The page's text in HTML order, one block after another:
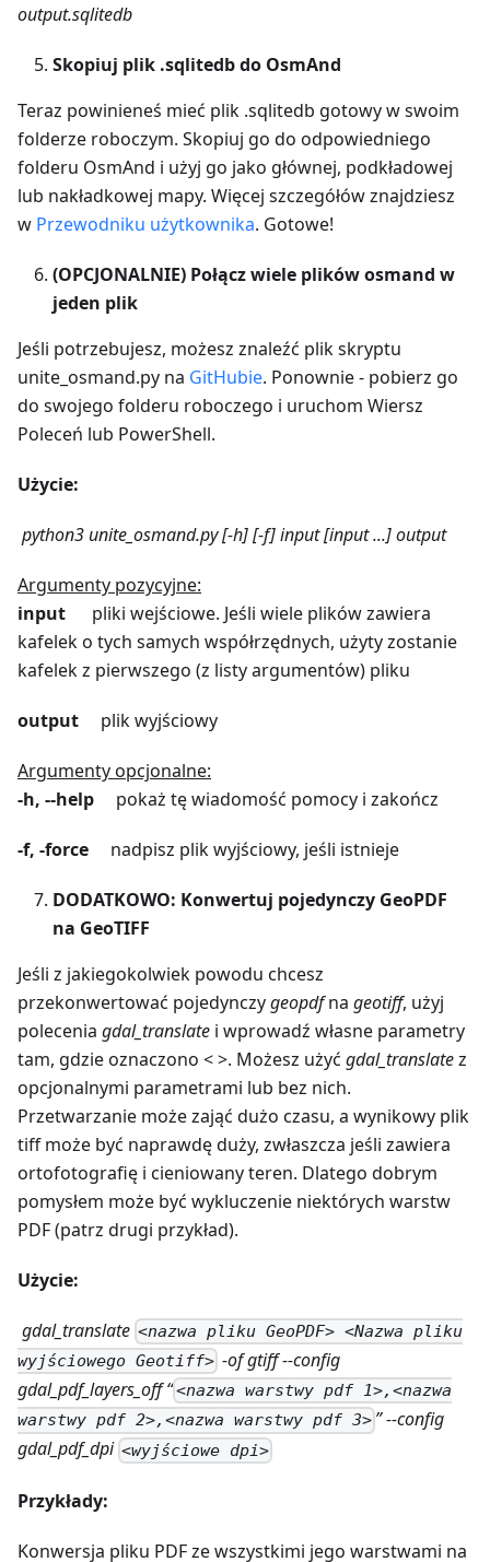
output.sqlitedb
Skopiuj plik .sqlitedb do OsmAnd
Teraz powinieneś mieć plik .sqlitedb gotowy w swoim
folderze roboczym. Skopiuj go do odpowiedniego
folderu OsmAnd i użyj go jako głównej, podkładowej
lub nakładkowej mapy. Więcej szczegółów znajdziesz
w Przewodniku użytkownika. Gotowe!
(OPCJONALNIE) Połącz wiele plików osmand w
jeden plik
Jeśli potrzebujesz, możesz znaleźć plik skryptu
unite_osmand.py na GitHubie. Ponownie - pobierz go
do swojego folderu roboczego i uruchom Wiersz
Poleceń lub PowerShell.
Użycie:
python3 unite_osmand.py [-h] [-f] input [input ...] output
Argumenty pozycyjne:
input pliki wejściowe. Jeśli wiele plików zawiera
kafelek o tych samych współrzędnych, użyty zostanie
kafelek z pierwszego (z listy argumentów) pliku
output plik wyjściowy
Argumenty opcjonalne:
-h, --help pokaż tę wiadomość pomocy i zakończ
-f, -force nadpisz plik wyjściowy, jeśli istnieje
DODATKOWO: Konwertuj pojedynczy GeoPDF
na GeoTIFF
Jeśli z jakiegokolwiek powodu chcesz
przekonwertować pojedynczygeopdfna geotiff, użyj
polecenia gdal_translate i wprowadź własne parametry
tam, gdzie oznaczono < >. Możesz użyć gdal_translatez
opcjonalnymi parametrami lub bez nich.
Przetwarzanie może zająć dużo czasu, a wynikowy plik
tiff może być naprawdę duży, zwłaszcza jeśli zawiera
ortofotografię i cieniowany teren. Dlatego dobrym
pomysłem może być wykluczenie niektórych warstw
PDF (patrz drugi przykład).
Użycie:
gdal_translate <nazwa pliku GeoPDF> <Nazwa pliku
wyjściowego Geotiff> -of gtiff --config
gdal_pdf_layers_off “<nazwa warstwy pdf 1>,<nazwa
warstwy pdf 2>,<nazwa warstwy pdf 3> ” --config
gdal_pdf_dpi <wyjściowe dpi>
Przykłady:
Konwersja pliku PDF ze wszystkimi jego warstwami na